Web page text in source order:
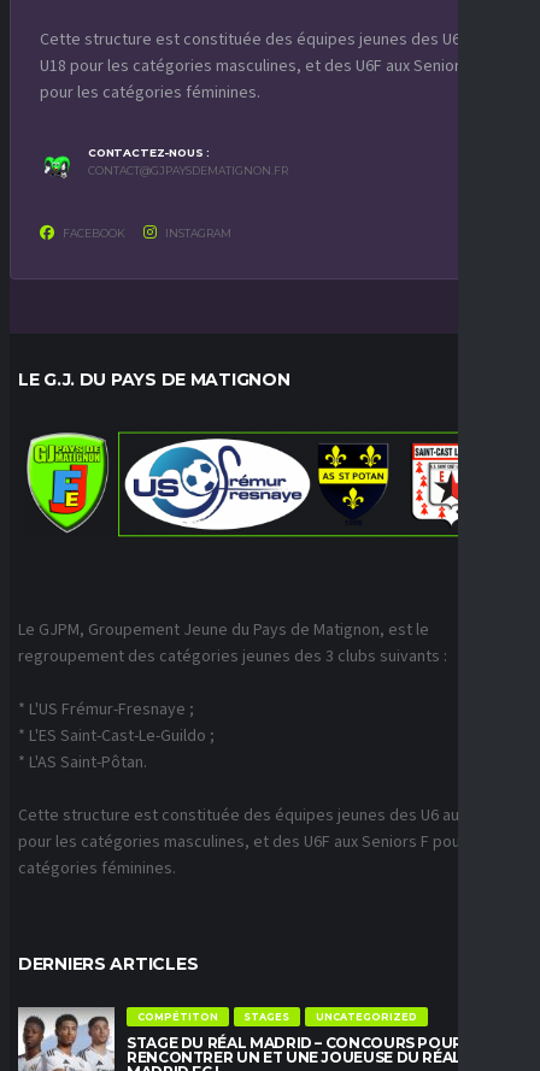
Cette structure est constituée des équipes jeunes des U6 aux
U18 pour les catégories masculines, et des U6F aux Seniors F
pour les catégories féminines.
CONTACTEZ-NOUS :
CONTACT@GJPAYSDEMATIGNON.FR
FACEBOOK INSTAGRAM
LE G.J. DU PAYS DE MATIGNON
Le GJPM, Groupement Jeune du Pays de Matignon, est le
regroupement des catégories jeunes des 3 clubs suivants :
* L'US Frémur-Fresnaye ;
* L'ES Saint-Cast-Le-Guildo ;
* L'AS Saint-Pôtan.
Cette structure est constituée des équipes jeunes des U6 aux U18
pour les catégories masculines, et des U6F aux Seniors F pour les
catégories féminines.
DERNIERS ARTICLES
COMPÉTITON STAGES UNCATEGORIZED
STAGE DU RÉAL MADRID – CONCOURS POUR
RENCONTRER UN ET UNE JOUEUSE DU RÉAL